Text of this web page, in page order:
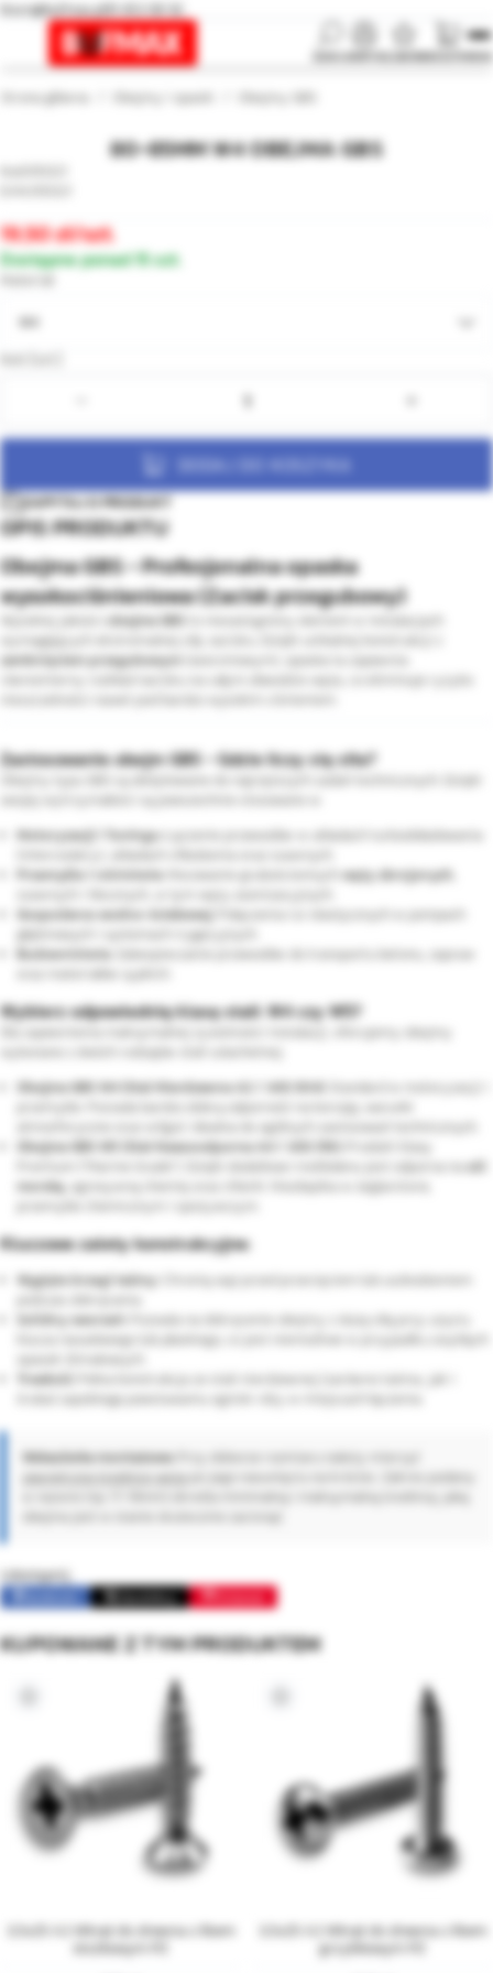
biuro@bufmax.pl91 453 08 92
ULUBIONEKOSZYK
Strona główna Obejmy i opaski Obejmy GBS
80-85MM W4 OBEJMA GBS
19,50 /szt.
Dostępne ponad 15 szt.
W4
DODAJ DO KOSZYKA
ZAPYTAJ O PRODUKT
OPIS PRODUKTU
Obejma GBS - Profesjonalna opaska
wysokociśnieniowa (Zacisk przegubowy)
obejma GBS
to niezastąpiony element w instalacjach
wymagających ekstremalnej siły zacisku. Dzięki unikalnej konstrukcji z
zamknięciem przegubowym
(sworzniowym), opaska ta zapewnia
równomierny rozkład nacisku na całym obwodzie węża, co eliminuje ryzyko
Zastosowanie obejm GBS - Gdzie liczy się siła?
Obejmy typu GBS są dedykowane do najcięższych zadań technicznych. Dzięki
Motoryzacji i Tuningu: Łączenie przewodów w układach turbodoładowania
Przemyśle i rolnictwie:
węży zbrojonych
Gospodarce wodno-ściekowej:
Połączenia rur elastycznych w pompach
głębinowych i systemach irygacyjnych.
Budownictwie:
Zabezpieczanie przewodów do transportu betonu, zapraw
Wybierz odpowiednią klasę stali: W4 czy W5?
Dla zapewnienia maksymalnej żywotności instalacji, oferujemy obejmy
wykonane z dwóch rodzajów stali szlachetnej:
Obejma GBS W4 (Stal Nierdzewna A2 / AISI 304):
Standard w motoryzacji i
atmosferyczne oraz wilgoć. Idealna do ogólnych zastosowań technicznych.
Obejma GBS W5 (Stal Kwasoodporna A4 / AISI 316):
Premium ("Marine Grade"). Dzięki dodatkowi molibdenu jest odporna nasól
morską, agresywną chemię oraz chlorki. Niezbędna w żeglarstwie,
Kluczowe zalety konstrukcyjne:
Wygięte brzegi taśmy:
Chronią wąż przed przecięciem lub uszkodzeniem
Solidny sworzeń:
Pozwala na dokręcenie obejmy z dużą siłą przy użyciu
klucza nasadowego lub płaskiego, co jest niemożliwe w przypadku zwykłych
Trwałość:
Pełna konstrukcja ze stali nierdzewnej (zarówno taśma, jak i
śruba) zapobiega powstawaniu ognisk rdzy w miejscach łączenia.
Wskazówka montażowa: Przy doborze rozmiaru należy mierzyć
zewnętrzną średnicę węża po jego nasunięciu na króciec. Zakres podany
Udostępnij:
Opublikuj Pinterest
KUPOWANE Z TYM PRODUKTEM
stożkowym PZ grzybkowym PZ